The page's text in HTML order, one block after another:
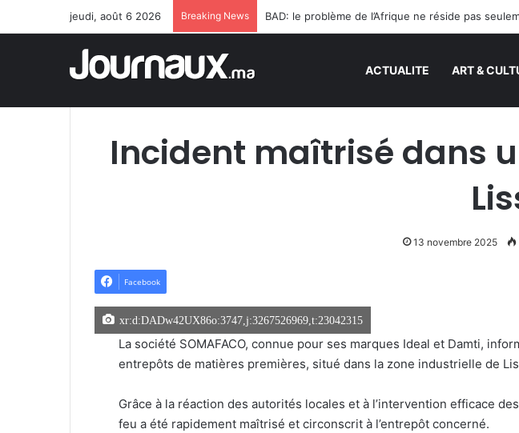
jeudi, août 6 2026 Breaking News
ACTUALITE ART &
Incident maîtrisé dans
13 novembre 2025
Facebook
xr:d:DADw42UX86o:3747,j:3267526969,t:23042315
La société SOMAFACO, connue pour ses marques Ideal et Damti,
entrepôts de matières premières, situé dans la zone industrielle de
Grâce à la réaction des autorités locales et à l’intervention efficace
feu a été rapidement maîtrisé et circonscrit à l’entrepôt concerné.